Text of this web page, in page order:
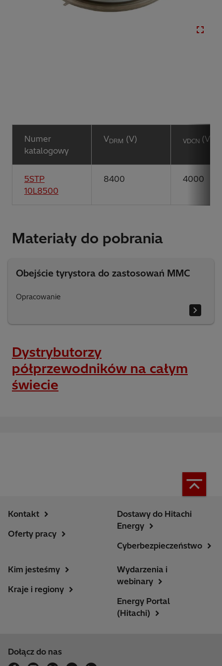
Numer
katalogowy
VDRM (V) VDCN (V)
5STP
10L8500
8400 4000
Materiały do pobrania
Obejście tyrystora do zastosowań MMC
Opracowanie
Dystrybutorzy
półprzewodników na całym
świecie
Kontakt
Oferty pracy
Dostawy do Hitachi
Energy
Cyberbezpieczeństwo
Kim jesteśmy
Kraje i regiony
Wydarzenia i
webinary
Energy Portal
(Hitachi)
Dołącz do nas